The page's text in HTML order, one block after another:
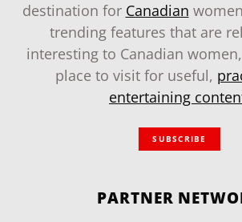
destination for Canadian
trending features that are
interesting to Canadian
place to visit for useful,
entertaining
SUBSCRIBE
PARTNER